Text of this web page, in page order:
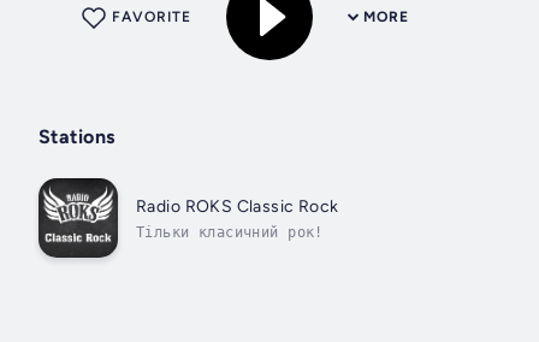
MORE
FAVORITE
Stations
Radio ROKS Classic Rock
Тільки класичний рок!